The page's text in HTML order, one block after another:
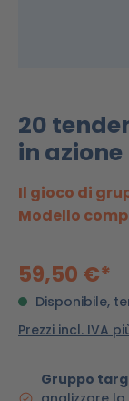
20
in azione
Il gioco di
Modello
59,50 €*
Disponibile,
Prezzi incl. IVA
Gruppo